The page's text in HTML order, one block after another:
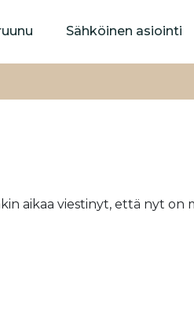
Sähköinen asiointi
aikaa viestinyt, että nyt